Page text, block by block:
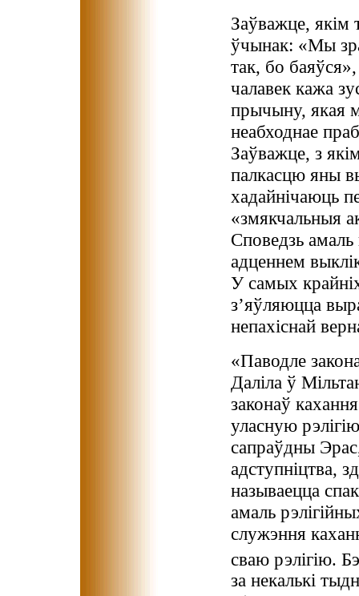
Заўважце, якім
ўчынак: «Мы
так, бо
чалавек кажа
прычыну, якая
неабходнае
Заўважце, з
палкасцю яны
хадайнічаюць
«змякчальныя
Споведзь амаль
адценнем
У самых
з’яўляюцца
непахіснай
«Паводле
Даліла ў
законаў
уласную
сапраўдны
адступніцтва,
называецца
амаль
служэння
сваю рэлігію.
за некалькі